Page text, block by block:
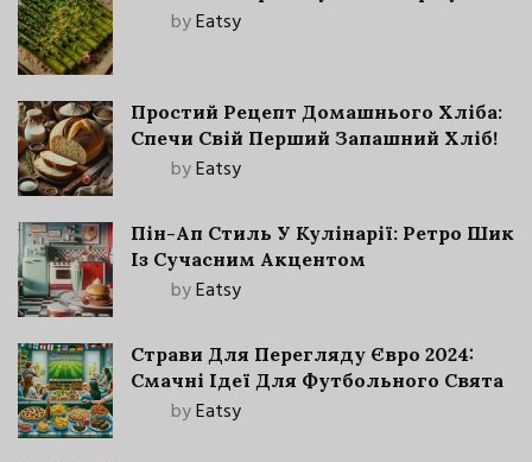
byEatsy
Простий Рецепт Домашнього Хліба:
Спечи Свій Перший Запашний Хліб!
byEatsy
Пін-Ап Стиль У Кулінарії: Ретро Шик
Із Сучасним Акцентом
byEatsy
Страви Для Перегляду Євро 2024:
Смачні Ідеї Для Футбольного Свята
byEatsy